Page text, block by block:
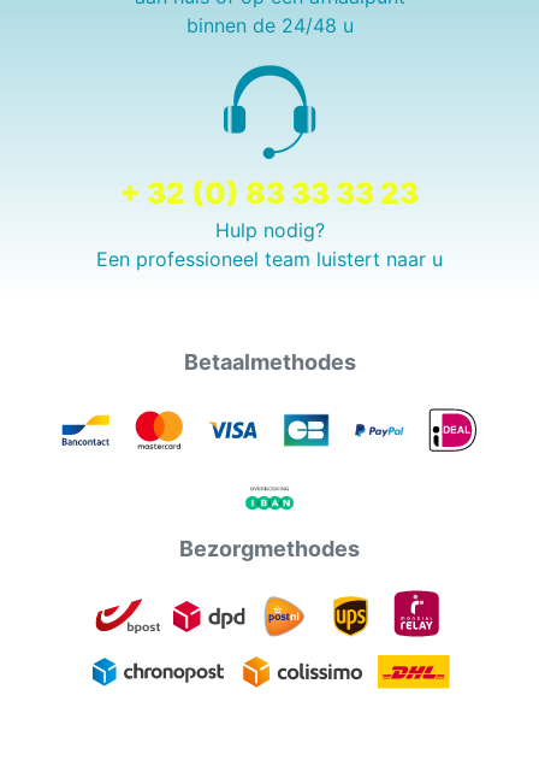
binnen de 24/48 u
+ 32 (0) 83 33 33 23
Hulp nodig?
Een professioneel team luistert naar u
Betaalmethodes
Bezorgmethodes